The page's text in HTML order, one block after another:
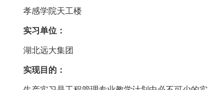
孝感学院天工楼
实习单位：
湖北远大集团
实现目的：